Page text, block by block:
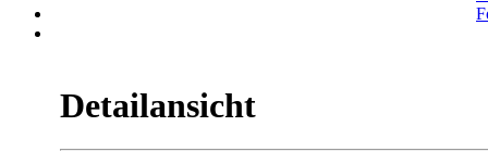
Detailansicht